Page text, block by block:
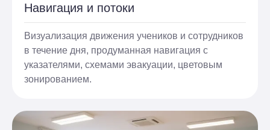
Навигация и потоки
Визуализация движения учеников и сотрудников
в течение дня, продуманная навигация с
указателями, схемами эвакуации, цветовым
зонированием.